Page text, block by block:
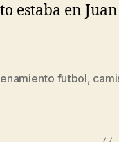
estaba en
futbol,